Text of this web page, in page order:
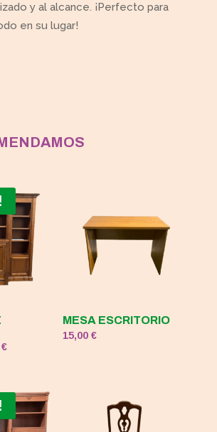
y al alcance. ¡Perfecto para
en su lugar!
€.
€El
es:
50,00 €.
MESA ESCRITORIO
15,00€